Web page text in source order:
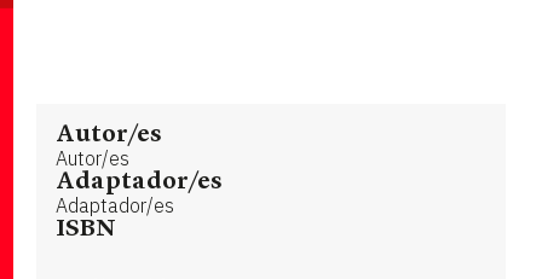
Autor/es
Autor/es
Adaptador/es
Adaptador/es
ISBN